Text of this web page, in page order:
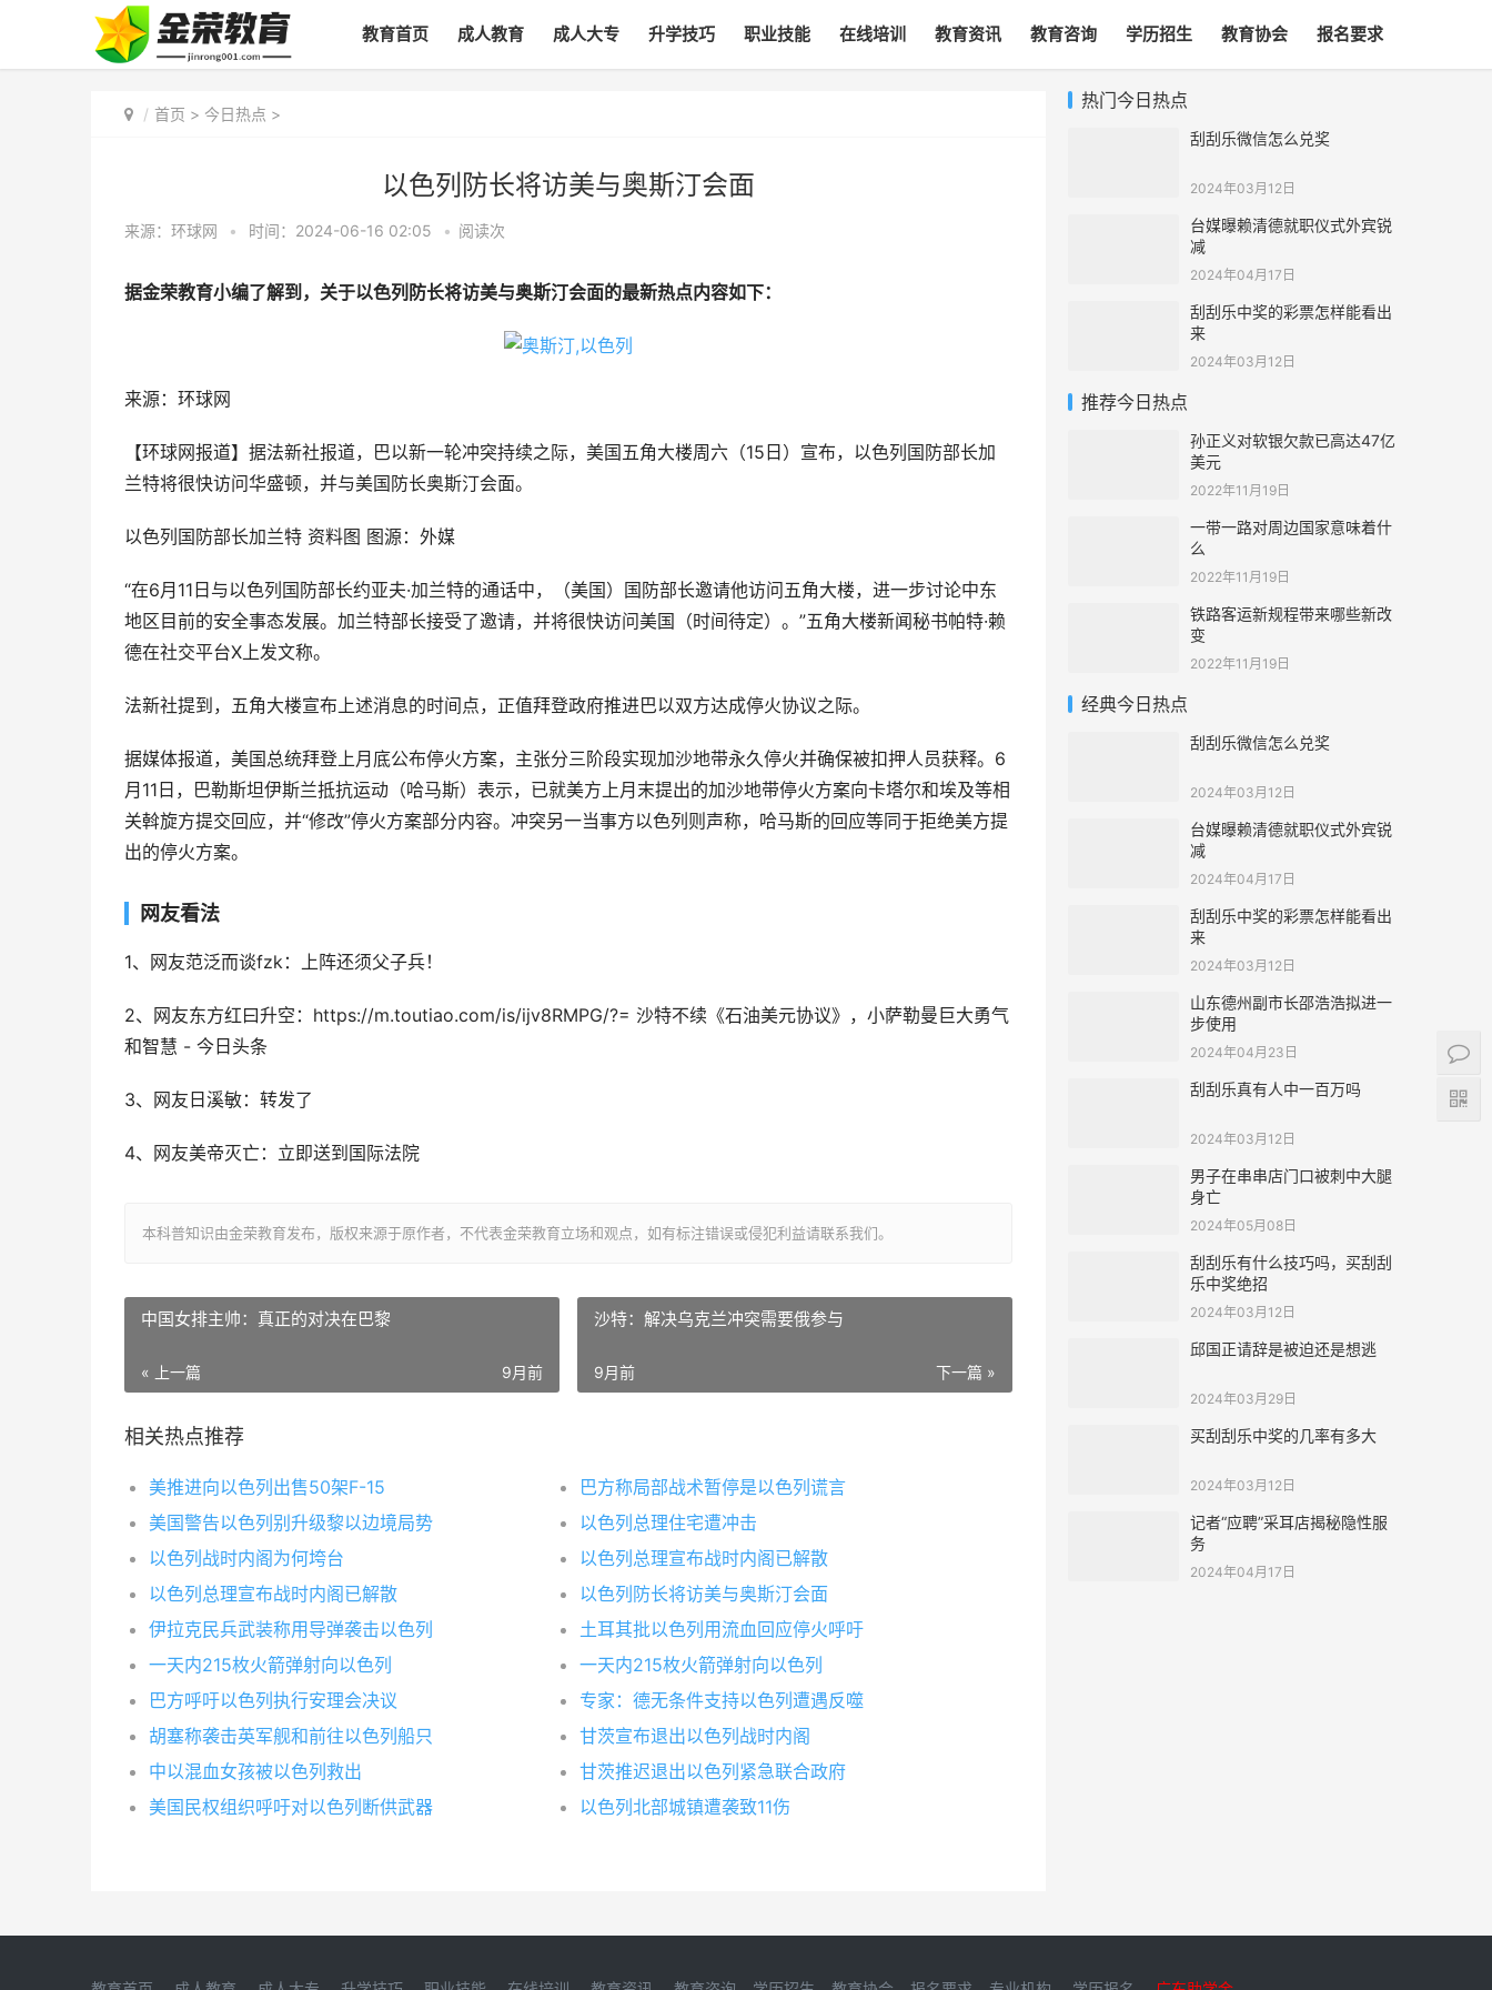
教育首页 成人教育 成人大专 升学技巧 职业技能 在线培训 教育资讯 教育咨询 学历招生 教育协会 报名要求
首页 > 今日热点 >
以色列防长将访美与奥斯汀会面
来源：环球网 • 时间：2024-06-16 02:05 • 阅读次
据金荣教育小编了解到，关于以色列防长将访美与奥斯汀会面的最新热点内容如下：
来源：环球网
【环球网报道】据法新社报道，巴以新一轮冲突持续之际，美国五角大楼周六（15日）宣布，以色列国防部长加
兰特将很快访问华盛顿，并与美国防长奥斯汀会面。
以色列国防部长加兰特 资料图 图源：外媒
“在6月11日与以色列国防部长约亚夫·加兰特的通话中，（美国）国防部长邀请他访问五角大楼，进一步讨论中东
地区目前的安全事态发展。加兰特部长接受了邀请，并将很快访问美国（时间待定）。”五角大楼新闻秘书帕特·赖
德在社交平台X上发文称。
法新社提到，五角大楼宣布上述消息的时间点，正值拜登政府推进巴以双方达成停火协议之际。
据媒体报道，美国总统拜登上月底公布停火方案，主张分三阶段实现加沙地带永久停火并确保被扣押人员获释。6
月11日，巴勒斯坦伊斯兰抵抗运动（哈马斯）表示，已就美方上月末提出的加沙地带停火方案向卡塔尔和埃及等相
关斡旋方提交回应，并“修改”停火方案部分内容。冲突另一当事方以色列则声称，哈马斯的回应等同于拒绝美方提
出的停火方案。
网友看法
1、网友范泛而谈fzk：上阵还须父子兵！
2、网友东方红曰升空：https://m.toutiao.com/is/ijv8RMPG/?= 沙特不续《石油美元协议》，小萨勒曼巨大勇气
和智慧 - 今日头条
3、网友日溪敏：转发了
4、网友美帝灭亡：立即送到国际法院
本科普知识由金荣教育发布，版权来源于原作者，不代表金荣教育立场和观点，如有标注错误或侵犯利益请联系我们。
中国女排主帅：真正的对决在巴黎
« 上一篇 9月前
沙特：解决乌克兰冲突需要俄参与
下一篇 »
9月前
相关热点推荐
美推进向以色列出售50架F-15
巴方称局部战术暂停是以色列谎言
美国警告以色列别升级黎以边境局势
以色列总理住宅遭冲击
以色列战时内阁为何垮台
以色列总理宣布战时内阁已解散
以色列总理宣布战时内阁已解散
以色列防长将访美与奥斯汀会面
伊拉克民兵武装称用导弹袭击以色列
土耳其批以色列用流血回应停火呼吁
一天内215枚火箭弹射向以色列
一天内215枚火箭弹射向以色列
巴方呼吁以色列执行安理会决议
专家：德无条件支持以色列遭遇反噬
胡塞称袭击英军舰和前往以色列船只
甘茨宣布退出以色列战时内阁
中以混血女孩被以色列救出
甘茨推迟退出以色列紧急联合政府
美国民权组织呼吁对以色列断供武器
以色列北部城镇遭袭致11伤
热门今日热点
刮刮乐微信怎么兑奖
2024年03月12日
台媒曝赖清德就职仪式外宾锐
减
2024年04月17日
刮刮乐中奖的彩票怎样能看出
来
2024年03月12日
推荐今日热点
孙正义对软银欠款已高达47亿
美元
2022年11月19日
一带一路对周边国家意味着什
么
2022年11月19日
铁路客运新规程带来哪些新改
变
2022年11月19日
经典今日热点
刮刮乐微信怎么兑奖
2024年03月12日
台媒曝赖清德就职仪式外宾锐
减
2024年04月17日
刮刮乐中奖的彩票怎样能看出
来
2024年03月12日
山东德州副市长邵浩浩拟进一
步使用
2024年04月23日
刮刮乐真有人中一百万吗
2024年03月12日
男子在串串店门口被刺中大腿
身亡
2024年05月08日
刮刮乐有什么技巧吗，买刮刮
乐中奖绝招
2024年03月12日
邱国正请辞是被迫还是想逃
2024年03月29日
买刮刮乐中奖的几率有多大
2024年03月12日
记者“应聘”采耳店揭秘隐性服
务
2024年04月17日